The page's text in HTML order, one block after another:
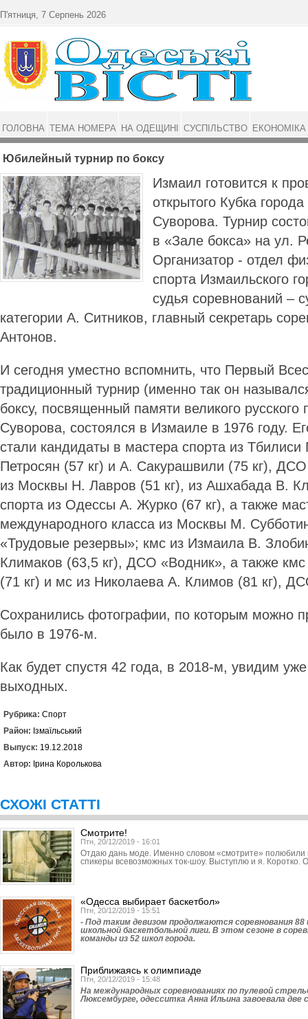
Юбилейный турнир по боксу
Измаил готовится к
открытого Кубка
Суворова. Турнир
в «Зале бокса» на ул.
Организатор - отдел
спорта Измаильского
судья соревнований –
категории А. Ситников, главный секретарь
Антонов.
И сегодня уместно вспомнить, что Первый
традиционный турнир (именно так он
боксу, посвященный памяти великого
Суворова, состоялся в Измаиле в 1976 году.
стали кандидаты в мастера спорта из
Петросян (57 кг) и А. Сакурашвили (75 кг),
из Москвы Н. Лавров (51 кг), из Ашхабада В.
спорта из Одессы А. Журко (67 кг), а также
международного класса из Москвы М.
«Трудовые резервы»; кмс из Измаила В.
Климаков (63,5 кг), ДСО «Водник», а также
(71 кг) и мс из Николаева А. Климов (81 кг),
Сохранились фотографии, по которым можно
было в 1976-м.
Как будет спустя 42 года, в 2018-м, увидим
выходных.
Рубрика: Спорт
Район: Ізмаїльський
Выпуск: 19.12.2018
Автор: Ірина Королькова
СХОЖІ СТАТТІ
Смотрите!
Птн, 20/12/2019 - 16:01
Отдаю дань моде. Именно словом «смотрите» полюбили
спикеры всевозможных ток-шоу. Выступлю и я. Коротко.
«Одесса выбирает баскетбол»
Птн, 20/12/2019 - 15:51
- Под таким девизом продолжаются соревнования
школьной баскетбольной лиги. В этом сезоне в
команды из 52 школ города.
Приближаясь к олимпиаде
Птн, 20/12/2019 - 15:48
На международных соревнованиях по пулевой
Люксембурге, одесситка Анна Ильина завоевала две
П'ятниця, 7 Серпень 2026
ГОЛОВНА ТЕМА НОМЕРА НА ОДЕЩИНІ СУСПІЛЬСТВО ЕКОНОМІКА